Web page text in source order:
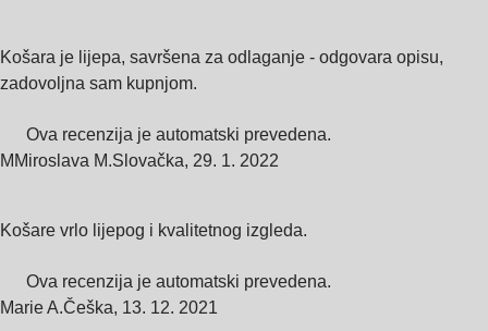
Košara je lijepa, savršena za odlaganje - odgovara opisu,
zadovoljna sam kupnjom.
Ova recenzija je automatski prevedena.
M Miroslava M.Slovačka, 29. 1. 2022
Košare vrlo lijepog i kvalitetnog izgleda.
Ova recenzija je automatski prevedena.
Marie A.Češka, 13. 12. 2021